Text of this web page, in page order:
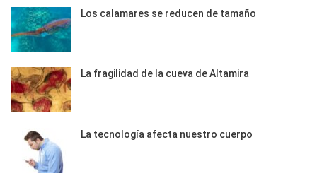
Los calamares se reducen de tamaño
La fragilidad de la cueva de Altamira
La tecnología afecta nuestro cuerpo